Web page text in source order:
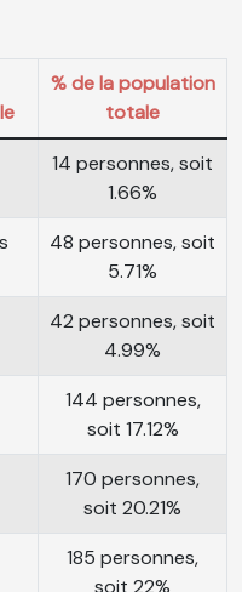
% de la population
totale
14 personnes, soit
1.66%
48 personnes, soit
5.71%
42 personnes, soit
4.99%
144 personnes,
soit 17.12%
170 personnes,
soit 20.21%
185 personnes,